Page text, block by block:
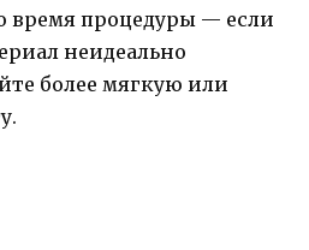
время процедуры — если
неидеально
более мягкую или